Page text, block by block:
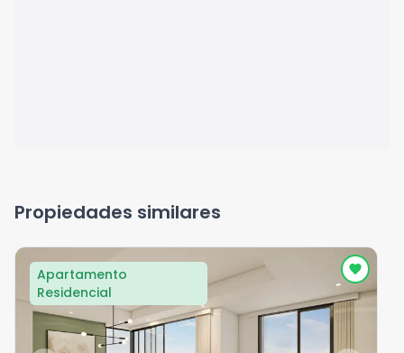
Propiedades similares
Apartamento
Residencial